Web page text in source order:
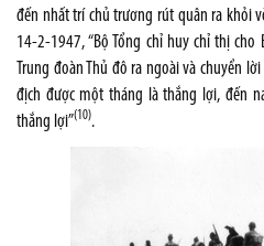
đến nhất trí chủ trương rút quân ra khỏi
14-2-1947, “Bộ Tổng chỉ huy chỉ thị cho
Trung đoàn Thủ đô ra ngoài và chuyển lời
địch được một tháng là thắng lợi, đến
thắng lợi”(10).